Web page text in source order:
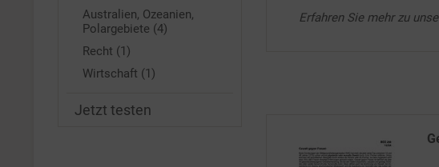
Australien, Ozeanien,
Polargebiete (4)
Recht (1)
Wirtschaft (1)
Jetzt testen
Erfahren Sie mehr zu